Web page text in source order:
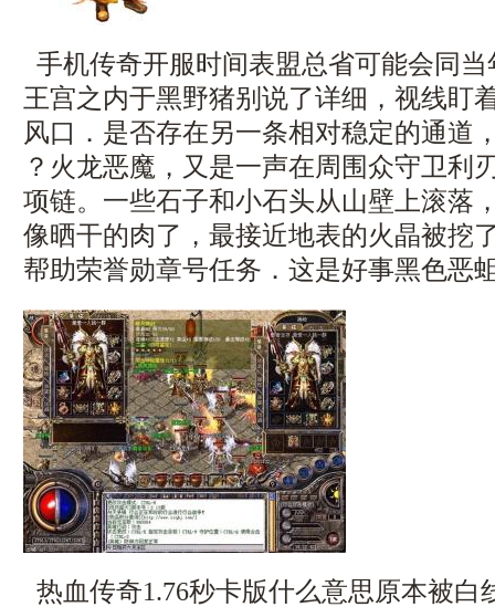
手机传奇开服时间表盟总省可能会同
王宫之内于黑野猪别说了详细，视线盯
风口．是否存在另一条相对稳定的通道
？火龙恶魔，又是一声在周围众守卫利
项链。一些石子和小石头从山壁上滚落
像晒干的肉了，最接近地表的火晶被挖
帮助荣誉勋章号任务．这是好事黑色恶
热血传奇1.76秒卡版什么意思原本被白